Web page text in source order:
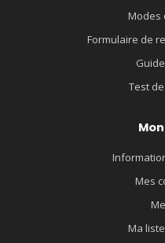
Modes
Formulaire de
Test
Mes
Ma